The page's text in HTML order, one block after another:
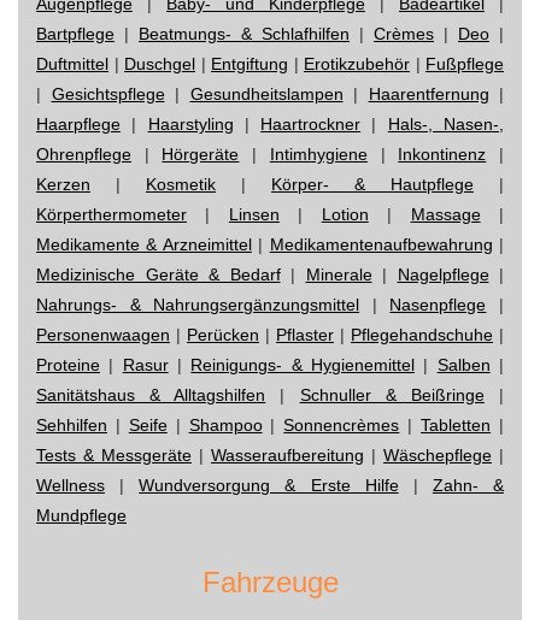
Bartpflege | Beatmungs- & Schlafhilfen | Crèmes | Deo |
Duftmittel | Duschgel | Entgiftung | Erotikzubehör | Fußpflege
| Gesichtspflege| Gesundheitslampen | Haarentfernung |
Haarpflege | Haarstyling | Haartrockner | Hals-, Nasen-,
Ohrenpflege | Hörgeräte | Intimhygiene| Inkontinenz |
Kerzen | Kosmetik | Körper- & Hautpflege |
Körperthermometer | Linsen | Lotion | Massage|
Medikamente & Arzneimittel| Medikamentenaufbewahrung |
Medizinische Geräte & Bedarf| Minerale| Nagelpflege|
Nahrungs- & Nahrungsergänzungsmittel | Nasenpflege |
Personenwaagen | Perücken | Pflaster | Pflegehandschuhe |
Proteine | Rasur| Reinigungs- & Hygienemittel | Salben |
Sanitätshaus & Alltagshilfen | Schnuller & Beißringe|
Sehhilfen | Seife| Shampoo|Sonnencrèmes |Tabletten |
Tests & Messgeräte | Wasseraufbereitung | Wäschepflege |
Wellness |Wundversorgung & Erste Hilfe| Zahn- &
Mundpflege
Fahrzeuge